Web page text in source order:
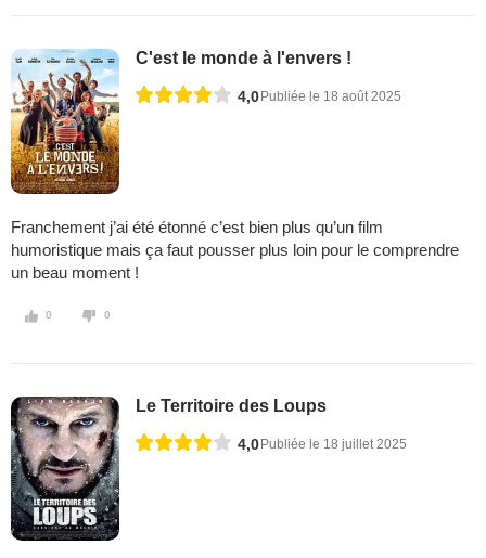
C'est le monde à l'envers !
4,0 Publiée le 18 août 2025
Franchement j’ai été étonné c’est bien plus qu’un film
humoristique mais ça faut pousser plus loin pour le comprendre
un beau moment !
0 0
Le Territoire des Loups
4,0Publiée le 18 juillet 2025